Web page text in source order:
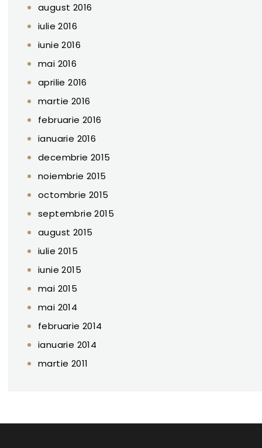
august 2016
iulie 2016
iunie 2016
mai 2016
aprilie 2016
martie 2016
februarie 2016
ianuarie 2016
decembrie 2015
noiembrie 2015
octombrie 2015
septembrie 2015
august 2015
iulie 2015
iunie 2015
mai 2015
mai 2014
februarie 2014
ianuarie 2014
martie 2011